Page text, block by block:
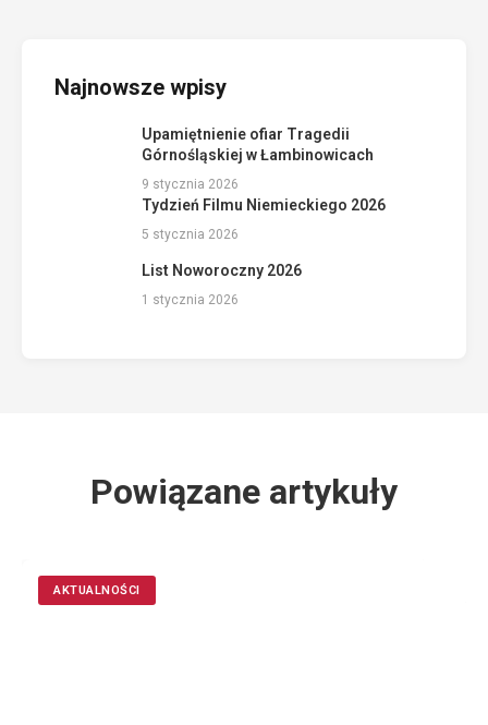
Najnowsze wpisy
Upamiętnienie ofiar Tragedii
Górnośląskiej w Łambinowicach
9 stycznia 2026
Tydzień Filmu Niemieckiego 2026
5 stycznia 2026
List Noworoczny 2026
1 stycznia 2026
Powiązane artykuły
AKTUALNOŚCI